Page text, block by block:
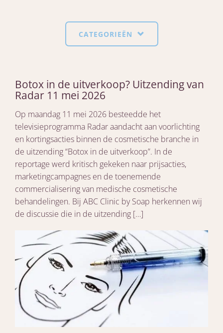
CATEGORIEËN
Botox in de uitverkoop? Uitzending van
Radar 11 mei 2026
Op maandag 11 mei 2026 besteedde het
televisieprogramma Radar aandacht aan voorlichting
en kortingsacties binnen de cosmetische branche in
de uitzending “Botox in de uitverkoop”. In de
reportage werd kritisch gekeken naar prijsacties,
marketingcampagnes en de toenemende
commercialisering van medische cosmetische
behandelingen. Bij ABC Clinic by Soap herkennen wij
de discussie die in de uitzending […]